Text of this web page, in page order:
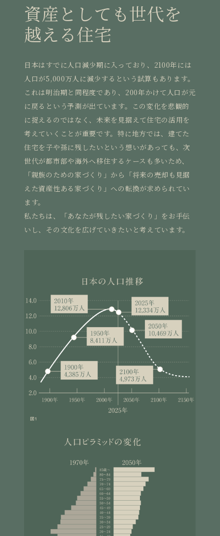
資産としても世代を
越える住宅
日本はすでに人口減少期に入っており、2100年には
人口が5,000万人に減少するという試算もあります。
これは明治期と同程度であり、200年かけて人口が元
に戻るという予測が出ています。この変化を悲観的
に捉えるのではなく、未来を見据えて住宅の活用を
考えていくことが重要です。特に地方では、建てた
住宅を子や孫に残したいという想いがあっても、次
世代が都市部や海外へ移住するケースも多いため、
「親族のための家づくり」から「将来の売却も見据
えた資産性ある家づくり」への転換が求められてい
ます。
私たちは、「あなたが残したい家づくり」をお手伝
いし、その文化を広げていきたいと考えています。